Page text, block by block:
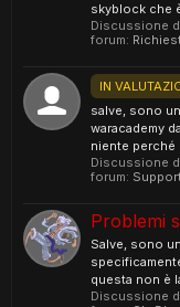
skyblock che
Discussione
forum:
IN
salve, sono
waracademy
niente perché
Discussione
forum:
Problemi
Salve, sono
questa non è
Discussione